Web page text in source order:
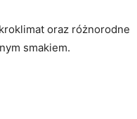
oraz różnorodne
smakiem.